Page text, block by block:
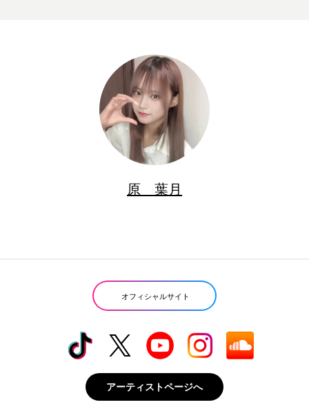
原 葉月
オフィシャルサイト
アーティストページへ